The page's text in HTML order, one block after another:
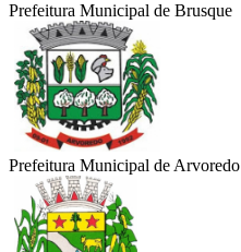
Prefeitura Municipal de Brusque
Prefeitura Municipal de Arvoredo